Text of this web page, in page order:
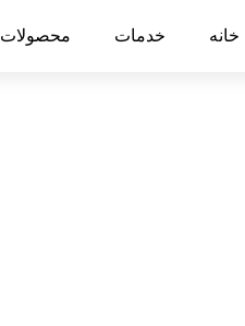
خانه خدمات محصولات